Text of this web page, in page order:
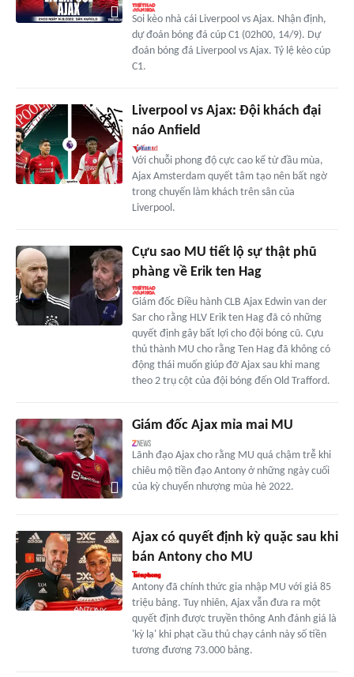
Soi kèo nhà cái Liverpool vs Ajax. Nhận định,
dự đoán bóng đá cúp C1 (02h00, 14/9). Dự
đoán bóng đá Liverpool vs Ajax. Tỷ lệ kèo cúp
C1.
Liverpool vs Ajax: Đội khách đại
náo Anfield
Với chuỗi phong độ cực cao kể từ đầu mùa,
Ajax Amsterdam quyết tâm tạo nên bất ngờ
trong chuyến làm khách trên sân của
Liverpool.
Cựu sao MU tiết lộ sự thật phũ
phàng về Erik ten Hag
Giám đốc Điều hành CLB Ajax Edwin van der
Sar cho rằng HLV Erik ten Hag đã có những
quyết định gây bất lợi cho đội bóng cũ. Cựu
thủ thành MU cho rằng Ten Hag đã không có
động thái muốn giúp đỡ Ajax sau khi mang
theo 2 trụ cột của đội bóng đến Old Trafford.
Giám đốc Ajax mỉa mai MU
Lãnh đạo Ajax cho rằng MU quá chậm trễ khi
chiêu mộ tiền đạo Antony ở những ngày cuối
của kỳ chuyển nhượng mùa hè 2022.
Ajax có quyết định kỳ quặc sau khi
bán Antony cho MU
Antony đã chính thức gia nhập MU với giá 85
triệu bảng. Tuy nhiên, Ajax vẫn đưa ra một
quyết định được truyền thông Anh đánh giá là
'kỳ lạ' khi phạt cầu thủ chạy cánh này số tiền
tương đương 73.000 bảng.